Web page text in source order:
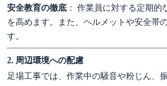
安全教育の徹底 ： 作業員に対する定期
を高めます。また、ヘルメットや安全帯
す。
2. 周辺環境への配慮
足場工事では、作業中の騒音や粉じん、